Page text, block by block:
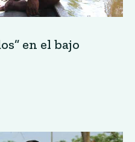
en el bajo